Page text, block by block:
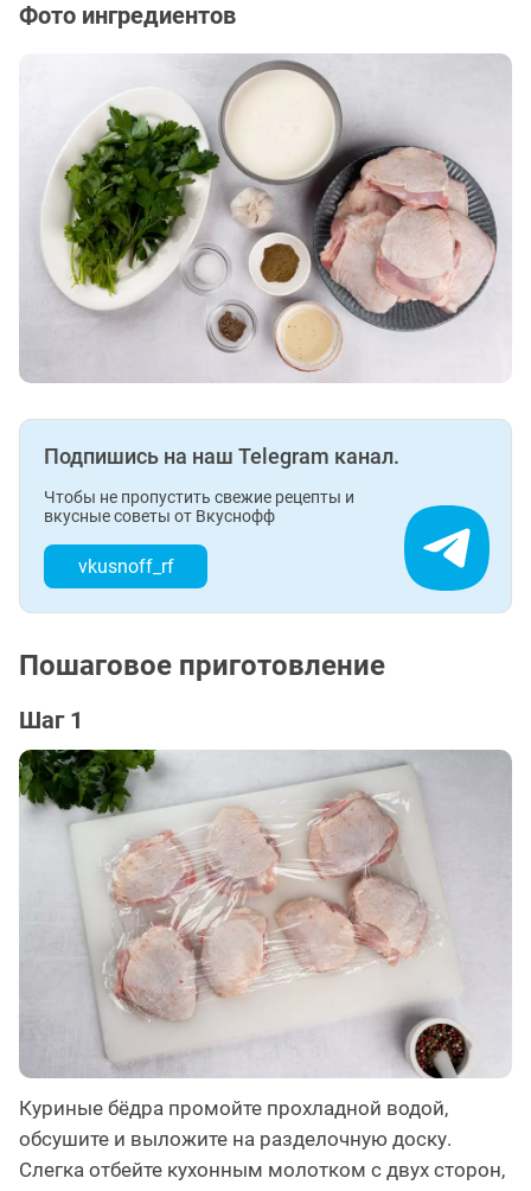
Фото ингредиентов
Подпишись на наш Telegram канал.
Чтобы не пропустить свежие рецепты и
вкусные советы от Вкуснофф
vkusnoff_rf
Пошаговое приготовление
Шаг 1
Куриные бёдра промойте прохладной водой,
обсушите и выложите на разделочную доску.
Слегка отбейте кухонным молотком с двух сторон,